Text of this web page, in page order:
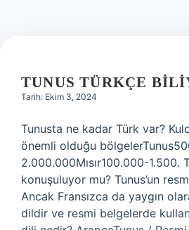
TUNUS TÜRKÇE
Tarih: Ekim 3, 2024
Tunusta ne kadar Türk var?
önemli olduğu
2.000.000Mısır100.000-1.500.
konuşuluyor mu? Tunus’un
Ancak Fransızca da yaygın
dildir ve resmi belgelerde